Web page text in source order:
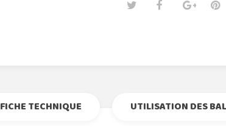
FICHE TECHNIQUE UTILISATION DES